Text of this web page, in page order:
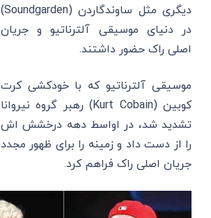
دیگری مثل ساوندگاردن (Soundgarden)
در دنیای موسیقی آلترناتیو و جریان
اصلی راک حضور داشتند.
موسیقی آلترناتیو که با خودکشی کرت
کوبین (Kurt Cobain) رهبر گروه نیروانا
تشدید شد، در اواسط دهه درخشش اش
را از دست داد و زمینه را برای ظهور مجدد
جریان اصلی راک فراهم کرد.